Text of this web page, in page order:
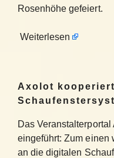
Rosenhöhe gefeiert.
Weiterlesen
Axolot
Das
eingeführt: Zum einen
an die digitalen